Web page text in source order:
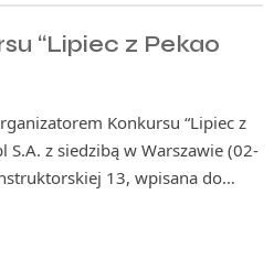
“Lipiec z Pekao
Konkursu “Lipiec z
S.A. z siedzibą w Warszawie (02-
13, wpisana do…